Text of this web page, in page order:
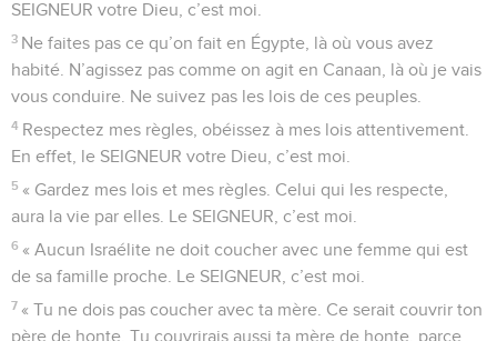
SEIGNEUR votre Dieu, c’est moi.
3 Ne faites pas ce qu’on fait en Égypte, là où vous avez
habité. N’agissez pas comme on agit en Canaan, là où je vais
vous conduire. Ne suivez pas les lois de ces peuples.
4 Respectez mes règles, obéissez à mes lois attentivement.
En effet, le SEIGNEUR votre Dieu, c’est moi.
5 « Gardez mes lois et mes règles. Celui qui les respecte,
aura la vie par elles. Le SEIGNEUR, c’est moi.
6 « Aucun Israélite ne doit coucher avec une femme qui est
de sa famille proche. Le SEIGNEUR, c’est moi.
7 « Tu ne dois pas coucher avec ta mère. Ce serait couvrir ton
père de honte. Tu couvrirais aussi ta mère de honte, parce